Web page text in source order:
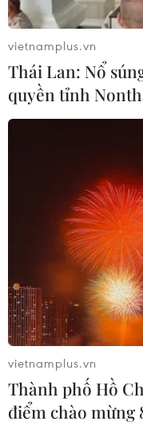
Trái cây Việt Nam
10/08/2026 09:44
Chứng khoán châu
nguyên lãi suất
10/08/2026 09:41
vietnamplus.vn
Thái Lan: Nổ
quyền tỉnh
vietnamplus.vn
Thành phố Hồ
điểm chào mừng